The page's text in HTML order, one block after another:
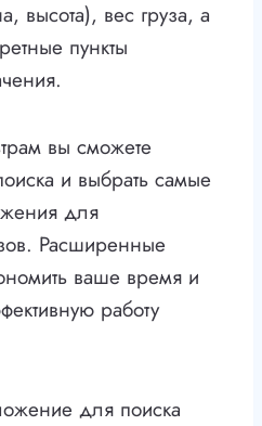
высота), вес груза, а
пункты
вы сможете
и выбрать самые
для
Расширенные
ваше время и
работу
для поиска